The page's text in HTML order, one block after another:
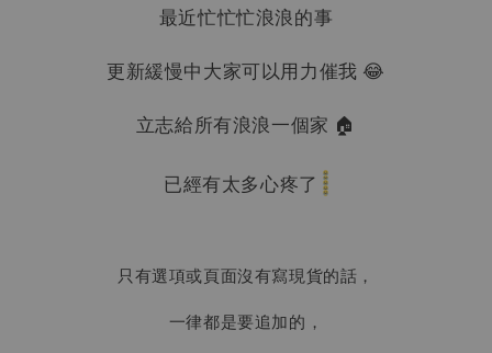
最近忙忙忙浪浪的事
更新緩慢中大家可以用力催我 😂
立志給所有浪浪一個家 🏠
已經有太多心疼了
只有選項或頁面沒有寫現貨的話，
一律都是要追加的，